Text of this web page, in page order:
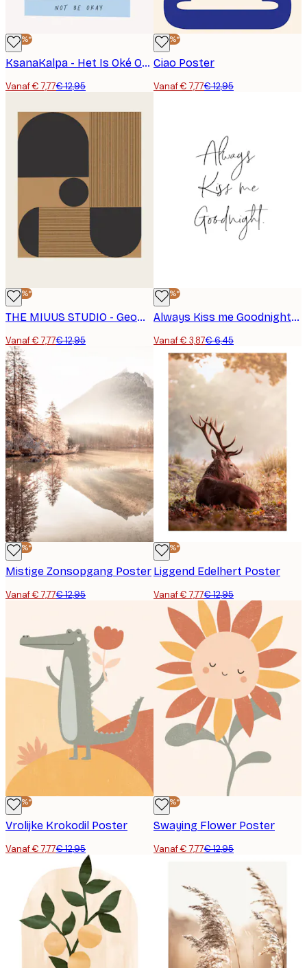
-40%*
KsanaKalpa - Het Is Oké Om Jezelf Te Zijn Poster
Vanaf € 7,77€ 12,95
-40%*
Ciao Poster
Vanaf € 7,77€ 12,95
-40%*
THE MIUUS STUDIO - Geometrische Harmonie No2 Poster
Vanaf € 7,77€ 12,95
-40%*
Always Kiss me Goodnight Poster
Vanaf € 3,87€ 6,45
-40%*
Mistige Zonsopgang Poster
Vanaf € 7,77€ 12,95
-40%*
Liggend Edelhert Poster
Vanaf € 7,77€ 12,95
-40%*
Vrolijke Krokodil Poster
Vanaf € 7,77€ 12,95
-40%*
Swaying Flower Poster
Vanaf € 7,77€ 12,95